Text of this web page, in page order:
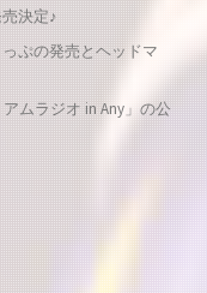
決定♪
ぷの発売とヘッドマ
ムラジオ in Any」の公